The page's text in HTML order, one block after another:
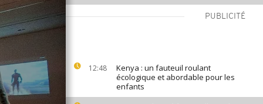
PUBLICITÉ
12:48
Kenya : un fauteuil roulant
écologique et abordable pour les
enfants